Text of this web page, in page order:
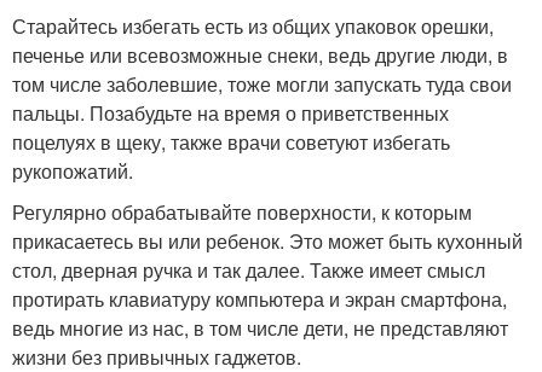
Старайтесь избегать есть из общих упаковок орешки,
печенье или всевозможные снеки, ведь другие люди, в
том числе заболевшие, тоже могли запускать туда свои
пальцы. Позабудьте на время о приветственных
поцелуях в щеку, также врачи советуют избегать
рукопожатий.
Регулярно обрабатывайте поверхности, к которым
прикасаетесь вы или ребенок. Это может быть кухонный
стол, дверная ручка и так далее. Также имеет смысл
протирать клавиатуру компьютера и экран смартфона,
ведь многие из нас, в том числе дети, не представляют
жизни без привычных гаджетов.